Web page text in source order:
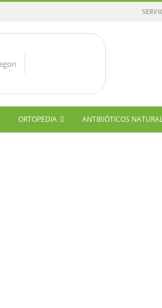
ORTOPEDIA ANTIBIÓTICOS